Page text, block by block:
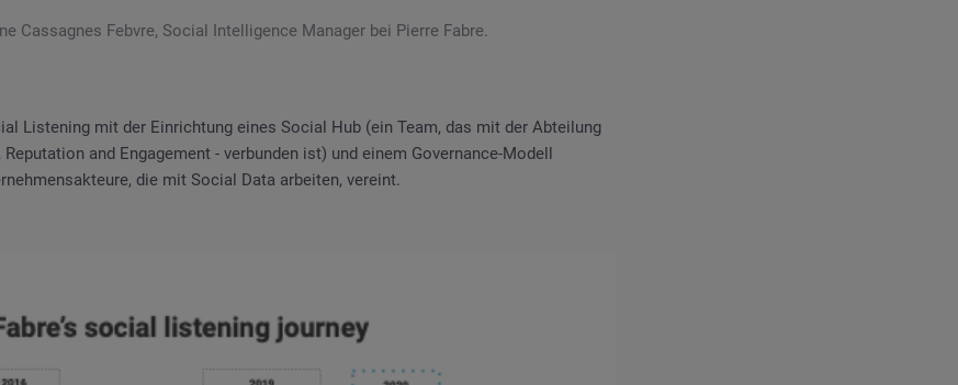
Cassagnes Febvre, Social Intelligence Manager bei Pierre Fabre.
Listening mit der Einrichtung eines Social Hub (ein Team, das mit der Abteilung
Reputation and Engagement - verbunden ist) und einem Governance-Modell
die mit Social Data arbeiten, vereint.